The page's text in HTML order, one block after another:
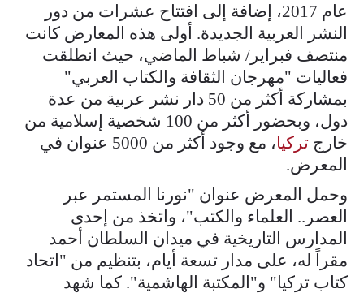
عام 2017، إضافة إلى افتتاح عشرات من دور
النشر العربية الجديدة. أولى هذه المعارض كانت
منتصف فبراير/ شباط الماضي، حيث انطلقت
فعاليات "مهرجان الثقافة والكتاب العربي"
بمشاركة أكثر من 50 دار نشر عربية من عدة
دول، وبحضور أكثر من 100 شخصية إسلامية من
خارج تركيا
، مع وجود أكثر من 5000 عنوان في
المعرض.
وحمل المعرض عنوان "نورنا المستمر عبر
العصر.. العلماء والكتب"، واتخذ من إحدى
المدارس التاريخية في ميدان السلطان أحمد
مقراً له، على مدار تسعة أيام، بتنظيم من "اتحاد
كتاب تركيا" و"المكتبة الهاشمية". كما شهد